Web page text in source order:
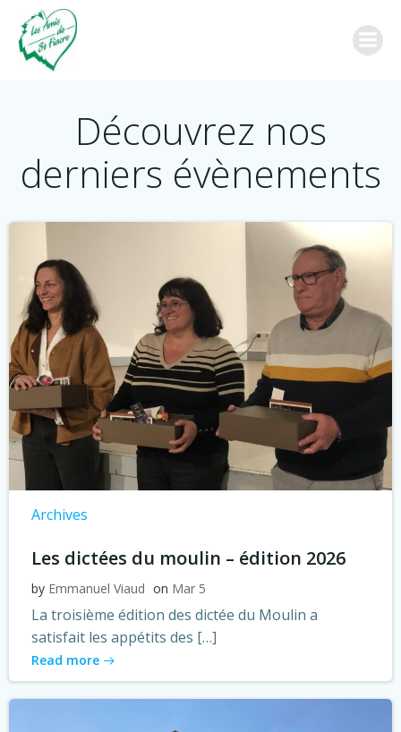
Découvrez nos
derniers évènements
Archives
Les dictées du moulin – édition 2026
by Emmanuel Viaud on Mar 5
La troisième édition des dictée du Moulin a
satisfait les appétits des […]
Read more